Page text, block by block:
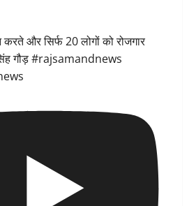
और सिर्फ 20 लोगों को रोजगार
गौड़ #rajsamandnews